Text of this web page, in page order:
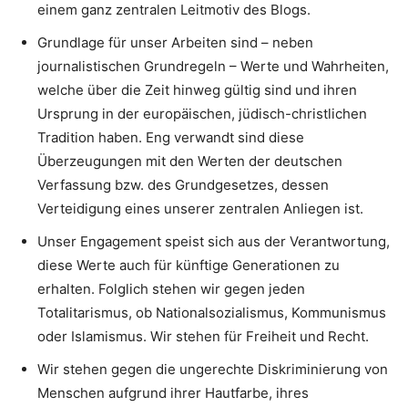
einem ganz zentralen Leitmotiv des Blogs.
Grundlage für unser Arbeiten sind – neben
journalistischen Grundregeln – Werte und Wahrheiten,
welche über die Zeit hinweg gültig sind und ihren
Ursprung in der europäischen, jüdisch-christlichen
Tradition haben. Eng verwandt sind diese
Überzeugungen mit den Werten der deutschen
Verfassung bzw. des Grundgesetzes, dessen
Verteidigung eines unserer zentralen Anliegen ist.
Unser Engagement speist sich aus der Verantwortung,
diese Werte auch für künftige Generationen zu
erhalten. Folglich stehen wir gegen jeden
Totalitarismus, ob Nationalsozialismus, Kommunismus
oder Islamismus. Wir stehen für Freiheit und Recht.
Wir stehen gegen die ungerechte Diskriminierung von
Menschen aufgrund ihrer Hautfarbe, ihres